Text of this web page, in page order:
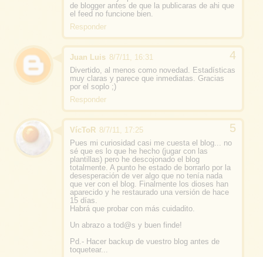
de blogger antes de que la publicaras de ahi que
el feed no funcione bien.
Responder
Juan Luis 8/7/11, 16:31
Divertido, al menos como novedad. Estadísticas
muy claras y parece que inmediatas. Gracias
por el soplo ;)
Responder
VícToR 8/7/11, 17:25
Pues mi curiosidad casi me cuesta el blog... no
sé que es lo que he hecho (jugar con las
plantillas) pero he descojonado el blog
totalmente. A punto he estado de borrarlo por la
desesperación de ver algo que no tenía nada
que ver con el blog. Finalmente los dioses han
aparecido y he restaurado una versión de hace
15 días.
Habrá que probar con más cuidadito.
Un abrazo a tod@s y buen finde!
Pd.- Hacer backup de vuestro blog antes de
toquetear...